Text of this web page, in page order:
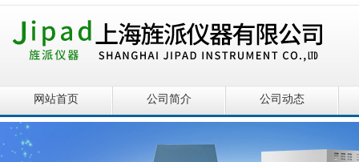
网站首页 公司简介 公司动态